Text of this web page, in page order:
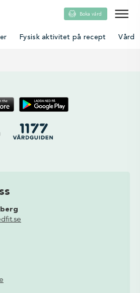
Boka vård
Fysisk aktivitet på recept Vård